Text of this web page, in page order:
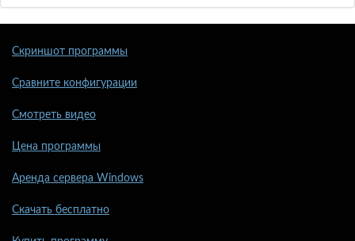
Скриншот программы
Сравните конфигурации
Смотреть видео
Цена программы
Аренда сервера Windows
Скачать бесплатно